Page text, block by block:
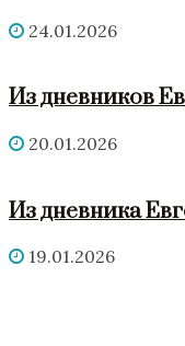
24.01.2026
Из дневников
20.01.2026
Из дневника
19.01.2026